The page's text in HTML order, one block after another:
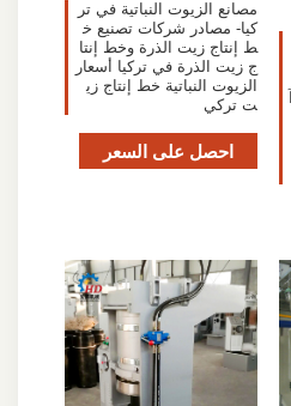
مصانع الزيوت النباتية في تر
كيا- مصادر شركات تصنيع خ
ط إنتاج زيت الذرة وخط إنتا
ج زيت الذرة في تركيا أسعار
الزيوت النباتية خط إنتاج زي
ت تركي
احصل على السعر